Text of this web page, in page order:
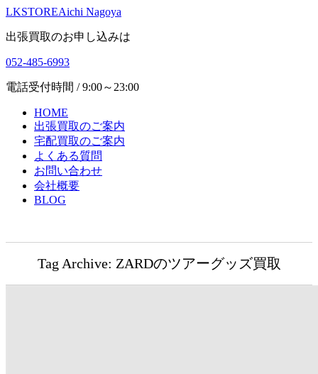
LKSTOREAichi Nagoya
出張買取のお申し込みは
052-485-6993
電話受付時間 / 9:00～23:00
HOME
出張買取のご案内
宅配買取のご案内
よくある質問
お問い合わせ
会社概要
BLOG
Tag Archive: ZARDのツアーグッズ買取